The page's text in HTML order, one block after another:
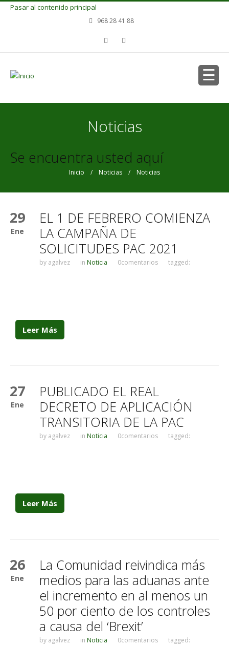
Pasar al contenido principal
968 28 41 88
Noticias
Se encuentra usted aquí
Inicio / Noticias / Noticias
29
Ene
EL 1 DE FEBRERO COMIENZA
LA CAMPAÑA DE
SOLICITUDES PAC 2021
by agalvez in Noticia 0comentarios tagged:
Leer Más
27
Ene
PUBLICADO EL REAL
DECRETO DE APLICACIÓN
TRANSITORIA DE LA PAC
by agalvez in Noticia 0comentarios tagged:
Leer Más
26
Ene
La Comunidad reivindica más
medios para las aduanas ante
el incremento en al menos un
50 por ciento de los controles
a causa del ‘Brexit’
by agalvez in Noticia 0comentarios tagged: